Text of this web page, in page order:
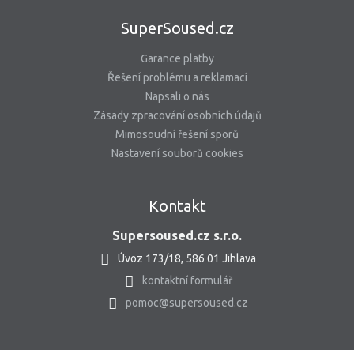
SuperSoused.cz
Garance platby
Řešení problému a reklamací
Napsali o nás
Zásady zpracování osobních údajů
Mimosoudní řešení sporů
Nastavení souborů cookies
Kontakt
Supersoused.cz s.r.o.
Úvoz 173/18, 586 01 Jihlava
kontaktní formulář
pomoc@supersoused.cz